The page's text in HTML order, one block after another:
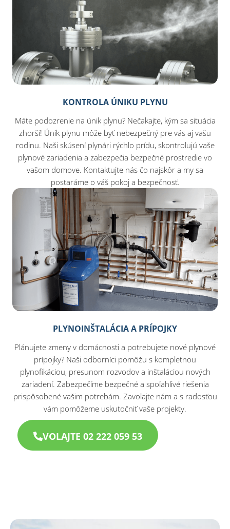
KONTROLA ÚNIKU PLYNU
Máte podozrenie na únik plynu? Nečakajte, kým sa situácia
zhorší! Únik plynu môže byť nebezpečný pre vás aj vašu
rodinu. Naši skúsení plynári rýchlo prídu, skontrolujú vaše
plynové zariadenia a zabezpečia bezpečné prostredie vo
vašom domove. Kontaktujte nás čo najskôr a my sa
postaráme o váš pokoj a bezpečnosť.
PLYNOINŠTALÁCIA A PRÍPOJKY
Plánujete zmeny v domácnosti a potrebujete nové plynové
prípojky? Naši odborníci pomôžu s kompletnou
plynofikáciou, presunom rozvodov a inštaláciou nových
zariadení. Zabezpečíme bezpečné a spoľahlivé riešenia
prispôsobené vašim potrebám. Zavolajte nám a s radosťou
vám pomôžeme uskutočniť vaše projekty.
VOLAJTE 02 222 059 53